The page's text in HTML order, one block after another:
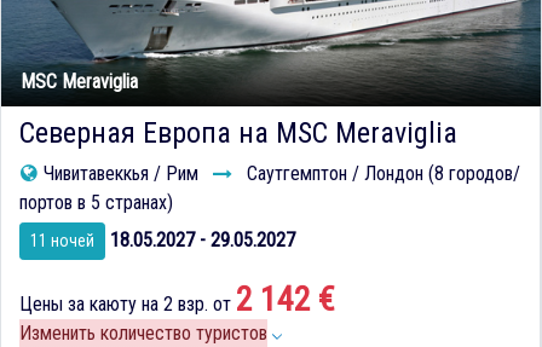
MSC Meraviglia
Северная Европа на MSC Meraviglia
Чивитавеккья / Рим
Саутгемптон / Лондон (8 городов/
портов в 5 странах)
11 ночей 18.05.2027 - 29.05.2027
Цены за каюту на 2 взр. от 2 142 €
Изменить количество туристов